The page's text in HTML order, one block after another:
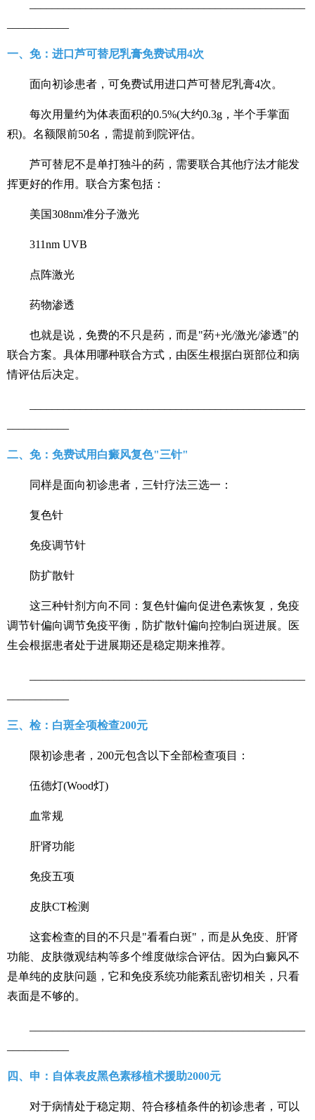
一、免：进口芦可替尼乳膏免费试用4次
面向初诊患者，可免费试用进口芦可替尼乳膏4次。
每次用量约为体表面积的0.5%(大约0.3g，半个手掌面
积)。名额限前50名，需提前到院评估。
芦可替尼不是单打独斗的药，需要联合其他疗法才能发
挥更好的作用。联合方案包括：
美国308nm准分子激光
311nm UVB
点阵激光
药物渗透
也就是说，免费的不只是药，而是"药+光/激光/渗透"的
联合方案。具体用哪种联合方式，由医生根据白斑部位和病
情评估后决定。
二、免：免费试用白癜风复色"三针"
同样是面向初诊患者，三针疗法三选一：
复色针
免疫调节针
防扩散针
这三种针剂方向不同：复色针偏向促进色素恢复，免疫
调节针偏向调节免疫平衡，防扩散针偏向控制白斑进展。医
生会根据患者处于进展期还是稳定期来推荐。
三、检：白斑全项检查200元
限初诊患者，200元包含以下全部检查项目：
伍德灯(Wood灯)
血常规
肝肾功能
免疫五项
皮肤CT检测
这套检查的目的不只是"看看白斑"，而是从免疫、肝肾
功能、皮肤微观结构等多个维度做综合评估。因为白癜风不
是单纯的皮肤问题，它和免疫系统功能紊乱密切相关，只看
表面是不够的。
四、申：自体表皮黑色素移植术援助2000元
对于病情处于稳定期、符合移植条件的初诊患者，可以